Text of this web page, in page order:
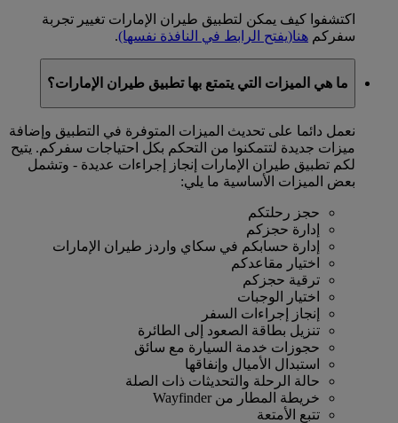
اكتشفوا كيف يمكن لتطبيق طيران الإمارات تغيير تجربة
سفركم هنا(يفتح الرابط في النافذة نفسها).
ما هي الميزات التي يتمتع بها تطبيق طيران الإمارات؟
نعمل دائما على تحديث الميزات المتوفرة في التطبيق وإضافة
ميزات جديدة لتتمكنوا من التحكم بكل احتياجات سفركم. يتيح
لكم تطبيق طيران الإمارات إنجاز إجراءات عديدة - وتشمل
بعض الميزات الأساسية ما يلي:
حجز رحلتكم
إدارة حجزكم
إدارة حسابكم في سكاي واردز طيران الإمارات
اختيار مقاعدكم
ترقية حجزكم
اختيار الوجبات
إنجاز إجراءات السفر
تنزيل بطاقة الصعود إلى الطائرة
حجوزات خدمة السيارة مع سائق
استبدال الأميال وإنفاقها
حالة الرحلة والتحديثات ذات الصلة
خريطة المطار من Wayfinder
تتبع الأمتعة